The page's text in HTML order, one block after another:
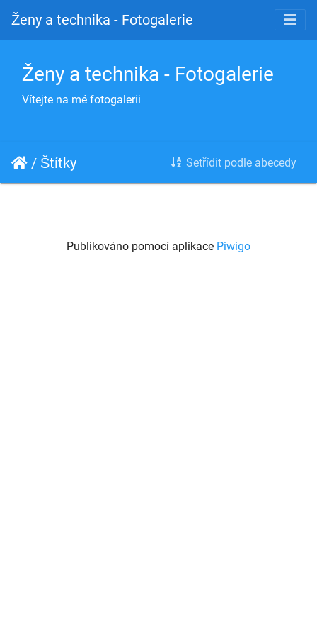
Ženy a technika - Fotogalerie
Ženy a technika - Fotogalerie
Vítejte na mé fotogalerii
/ Štítky Setřídit podle abecedy
Publikováno pomocí aplikace Piwigo